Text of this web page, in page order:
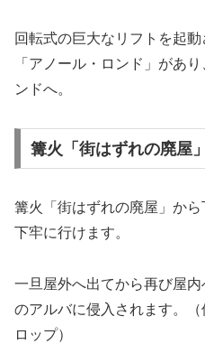
回転式の巨大なリフトを起
「アノール・ロンド」があ
ンドへ。
篝火「街はずれの廃屋
篝火「街はずれの廃屋」か
下牢に行けます。
一旦屋外へ出てから再び屋
のアルバに侵入されます。
ロップ）